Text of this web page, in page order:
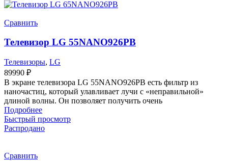
Сравнить
Телевизор LG 55NANO926PB
Телевизоры, LG
89990 ₽
В экране телевизора LG 55NANO926PB есть фильтр из
наночастиц, который улавливает лучи с «неправильной»
длиной волны. Он позволяет получить очень
Подробнее
Быстрый просмотр
Распродано
Сравнить